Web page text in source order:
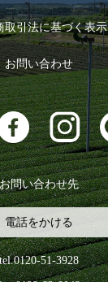
取引法に基づく表示
お問い合わせ
お問い合わせ先
電話をかける
tel.0120-51-3928